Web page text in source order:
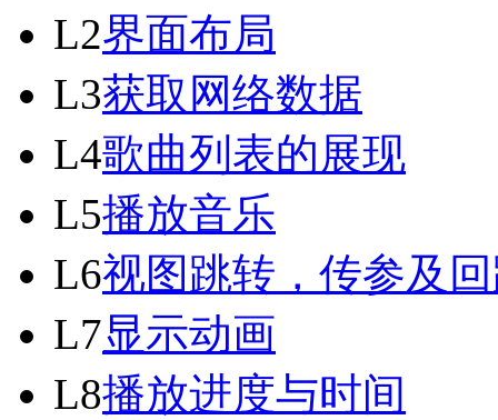
L2界面布局
L3获取网络数据
L4歌曲列表的展现
L5播放音乐
L6视图跳转，传参及
L7显示动画
L8播放进度与时间